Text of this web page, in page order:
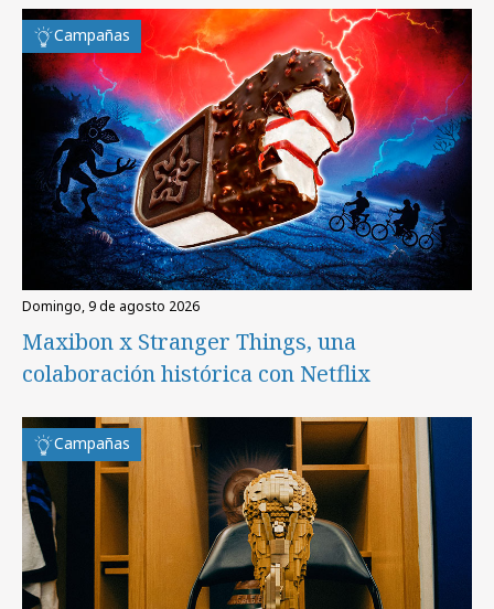
Campañas
domingo, 9 de agosto 2026
Maxibon x Stranger Things, una
colaboración histórica con Netflix
Campañas